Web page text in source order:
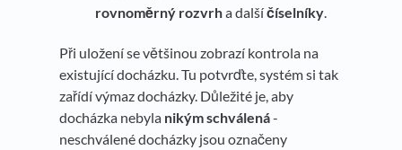
rovnoměrný rozvrha dalšíčíselníky.
Při uložení se většinou zobrazí kontrola na
existující docházku. Tu potvrďte, systém si tak
zařídí výmaz docházky. Důležité je, aby
docházka nebyla nikým schválená-
neschválené docházky jsou označeny